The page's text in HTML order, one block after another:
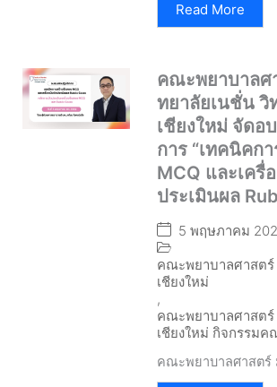
Read More
คณะพยาบาลศ
ทยาลัยเนชั่น วิ
เชียงใหม่ จัดอ
การ “เทคนิคก
MCQ และเครื่
ประเมินผล
5 พฤษภาคม
คณะพยาบาลศาสตร์
เชียงใหม่
,
คณะพยาบาลศาสตร์
เชียงใหม่ กิจกรรมค
คณะพยาบาลศาสตร์